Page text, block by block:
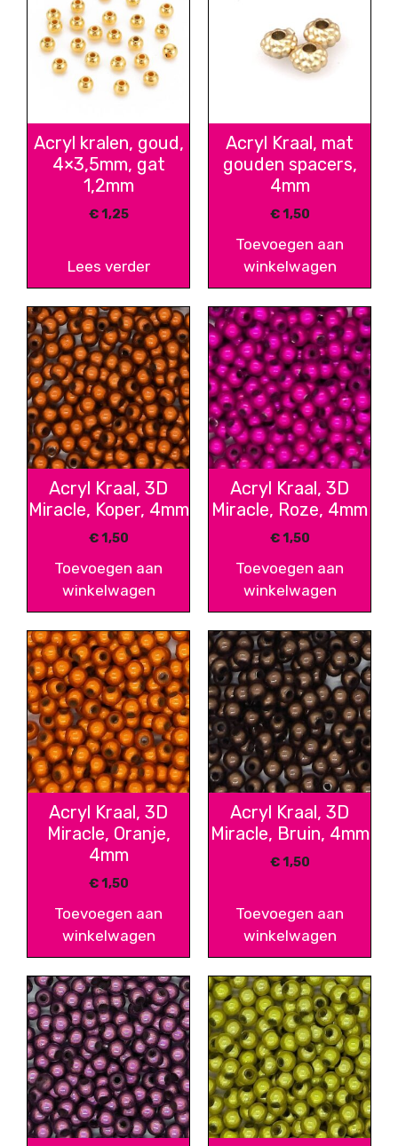
Acryl kralen, goud,
4×3,5mm, gat
1,2mm
€1,25
Lees verder
Acryl Kraal, mat
gouden spacers,
4mm
€1,50
Toevoegen aan
winkelwagen
Acryl Kraal, 3D
Miracle, Koper, 4mm
€1,50
Toevoegen aan
winkelwagen
Acryl Kraal, 3D
Miracle, Roze, 4mm
€1,50
Toevoegen aan
winkelwagen
Acryl Kraal, 3D
Miracle, Oranje,
4mm
€1,50
Toevoegen aan
winkelwagen
Acryl Kraal, 3D
Miracle, Bruin, 4mm
€1,50
Toevoegen aan
winkelwagen